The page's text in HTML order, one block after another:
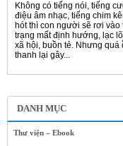
DANH MỤC
Thư viện – Ebook
Không có tiếng nói, tiếng
điệu âm nhạc, tiếng chim
hót thì con người sẽ rơi vào
trạng mất định hướng, lạc
xã hội, buồn tẻ. Nhưng quá
thanh lại gây...